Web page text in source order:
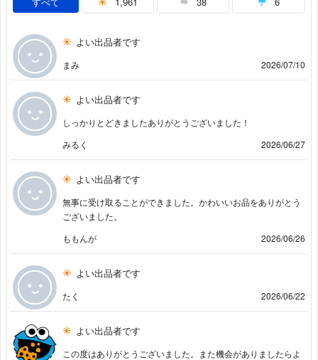
よい出品者です
まみ 2026/07/10
よい出品者です
しっかりとどきましたありがとうございました！
みるく
2026/06/27
よい出品者です
無事に受け取ることができました。かわいいお品をありがとう
ございました。
ももんが
2026/06/26
よい出品者です
たく 2026/06/22
よい出品者です
この度はありがとうございました。また機会がありましたらよ